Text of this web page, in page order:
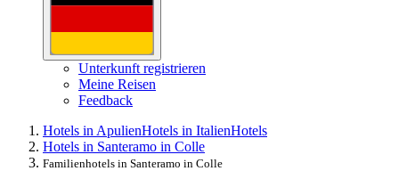
Unterkunft registrieren
Meine Reisen
Feedback
Hotels in ApulienHotels in ItalienHotels
Hotels in Santeramo in Colle
Familienhotels in Santeramo in Colle